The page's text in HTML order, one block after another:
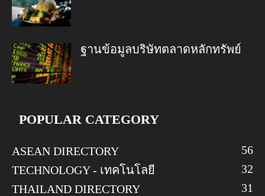
ฐานข้อมูลบริษัทตลาดหลักทรัพย์
POPULAR CATEGORY
ASEAN DIRECTORY
56
TECHNOLOGY - เทคโนโลยี
32
THAILAND DIRECTORY
31